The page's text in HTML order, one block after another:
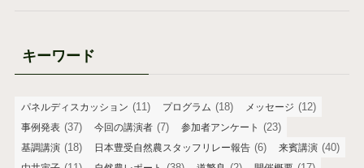
キーワード
パネルディスカッション (11) プログラム (18) メッセージ (12)
事例発表 (37) 今回の講演者 (7) 参加者アンケート (23)
基調講演 (18) 日本豊受自然農スタッフリレー報告 (6) 来賓講演 (40)